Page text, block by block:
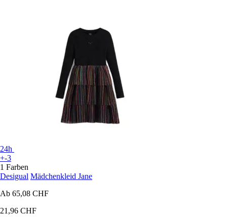
24h
+-3
1 Farben
Desigual Mädchenkleid Jane
Ab 65,08 CHF
21,96 CHF